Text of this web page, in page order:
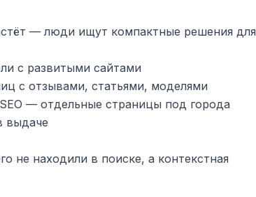
— люди ищут компактные решения для
с развитыми сайтами
с отзывами, статьями, моделями
— отдельные страницы под города
выдаче
не находили в поиске, а контекстная